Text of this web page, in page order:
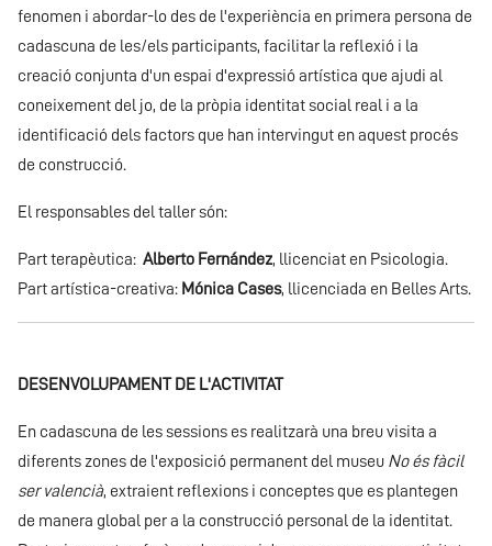
fenomen i abordar-lo des de l'experiència en primera persona de
cadascuna de les/els participants, facilitar la reflexió i la
creació conjunta d'un espai d'expressió artística que ajudi al
coneixement del jo, de la pròpia identitat social real i a la
identificació dels factors que han intervingut en aquest procés
de construcció.
El responsables del taller són:
Part terapèutica: Alberto Fernández, llicenciat en Psicologia.
Part artística-creativa: Mónica Cases, llicenciada en Belles Arts.
DESENVOLUPAMENT DE L'ACTIVITAT
En cadascuna de les sessions es realitzarà una breu visita a
diferents zones de l'exposició permanent del museu No és fàcil
ser valencià, extraient reflexions i conceptes que es plantegen
de manera global per a la construcció personal de la identitat.